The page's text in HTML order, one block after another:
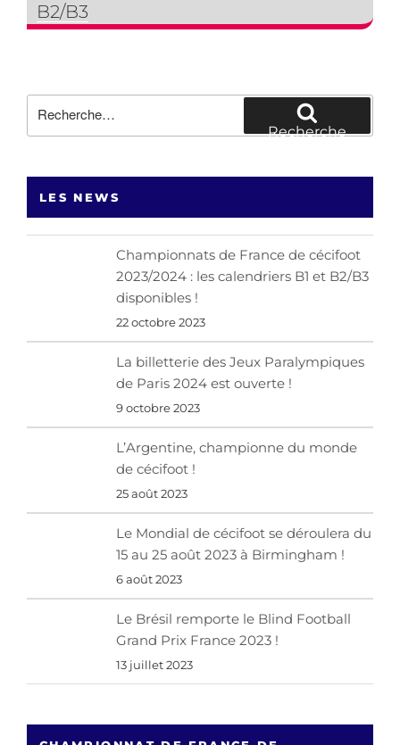
B2/B3
pour
Recherche
LES NEWS
Championnats de France de cécifoot
2023/2024 : les calendriers B1 et B2/B3
disponibles !
22 octobre 2023
La billetterie des Jeux Paralympiques
de Paris 2024 est ouverte !
9 octobre 2023
L’Argentine, championne du monde
de cécifoot !
25 août 2023
Le Mondial de cécifoot se déroulera du
15 au 25 août 2023 à Birmingham !
6 août 2023
Le Brésil remporte le Blind Football
Grand Prix France 2023 !
13 juillet 2023